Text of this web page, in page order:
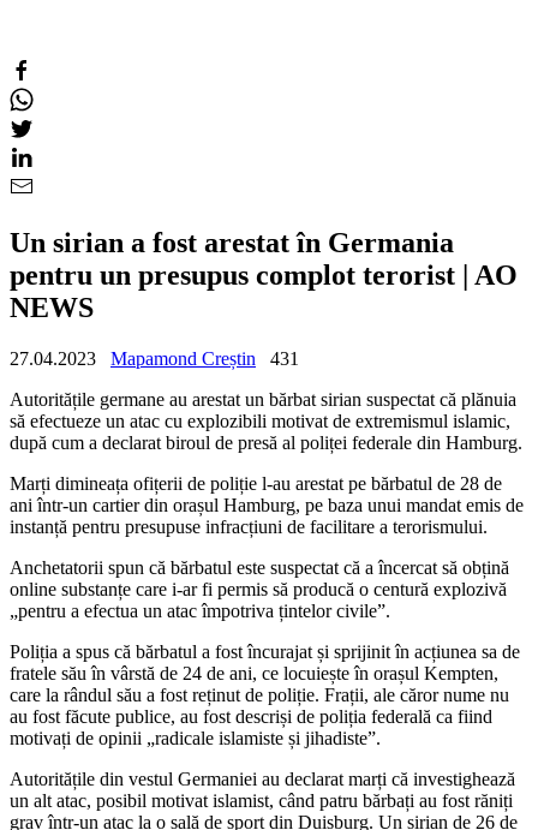
Un sirian a fost arestat în Germania
pentru un presupus complot terorist | AO
NEWS
27.04.2023 Mapamond Creștin
431
Autoritățile germane au arestat un bărbat sirian suspectat că plănuia
să efectueze un atac cu explozibili motivat de extremismul islamic,
după cum a declarat biroul de presă al poliței federale din Hamburg.
Marți dimineața ofițerii de poliție l-au arestat pe bărbatul de 28 de
ani într-un cartier din orașul Hamburg, pe baza unui mandat emis de
instanță pentru presupuse infracțiuni de facilitare a terorismului.
Anchetatorii spun că bărbatul este suspectat că a încercat să obțină
online substanțe care i-ar fi permis să producă o centură explozivă
„pentru a efectua un atac împotriva țintelor civile”.
Poliția a spus că bărbatul a fost încurajat și sprijinit în acțiunea sa de
fratele său în vârstă de 24 de ani, ce locuiește în orașul Kempten,
care la rândul său a fost reținut de poliție. Frații, ale căror nume nu
au fost făcute publice, au fost descriși de poliția federală ca fiind
motivați de opinii „radicale islamiste și jihadiste”.
Autoritățile din vestul Germaniei au declarat marți că investighează
un alt atac, posibil motivat islamist, când patru bărbați au fost răniți
grav într-un atac la o sală de sport din Duisburg. Un sirian de 26 de